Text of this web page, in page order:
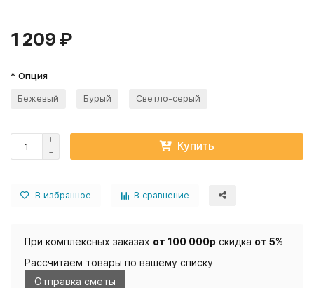
1 209 ₽
* Опция
Бежевый Бурый Светло-серый
Купить
В избранное В сравнение
При комплексных заказах от 100 000р скидка от 5%
Рассчитаем товары по вашему списку
Отправка сметы